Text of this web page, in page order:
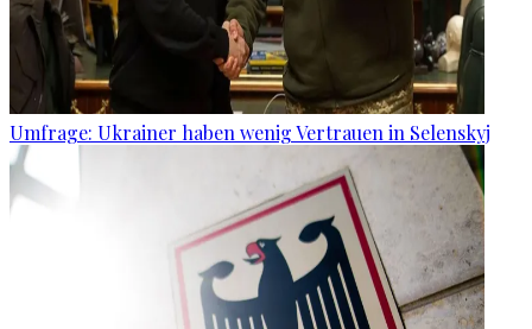
Umfrage: Ukrainer haben wenig Vertrauen in Selenskyj